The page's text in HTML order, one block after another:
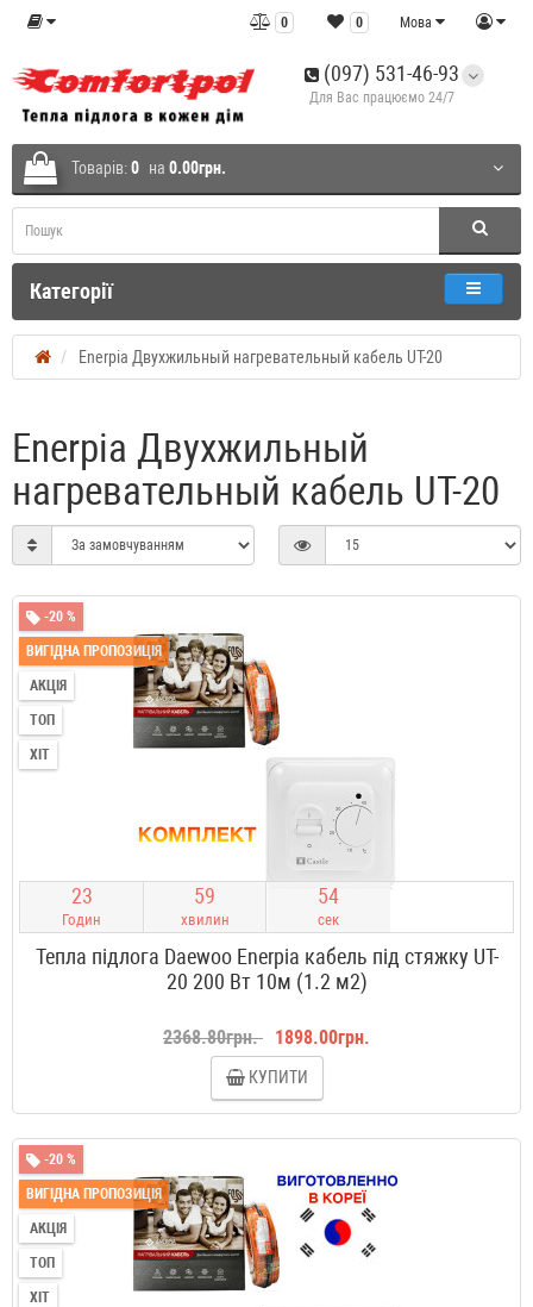
Мова
0
0
(097) 531-46-93
Для Вас працюємо 24/7
Товарів:0 на 0.00грн.
Категорії
Enerpia Двухжильный нагревательный кабель UT-20
Enerpia Двухжильный
нагревательный кабель UT-20
-20 %
ВИГІДНА ПРОПОЗИЦІЯ
АКЦІЯ
ТОП
ХІТ
23
Годин
59
хвилин
53
сек
Тепла підлога Daewoo Enerpia кабель під стяжку UT-
20 200 Вт 10м (1.2 м2)
2368.80грн. 1898.00грн.
КУПИТИ
-20 %
ВИГІДНА ПРОПОЗИЦІЯ
АКЦІЯ
ТОП
ХІТ